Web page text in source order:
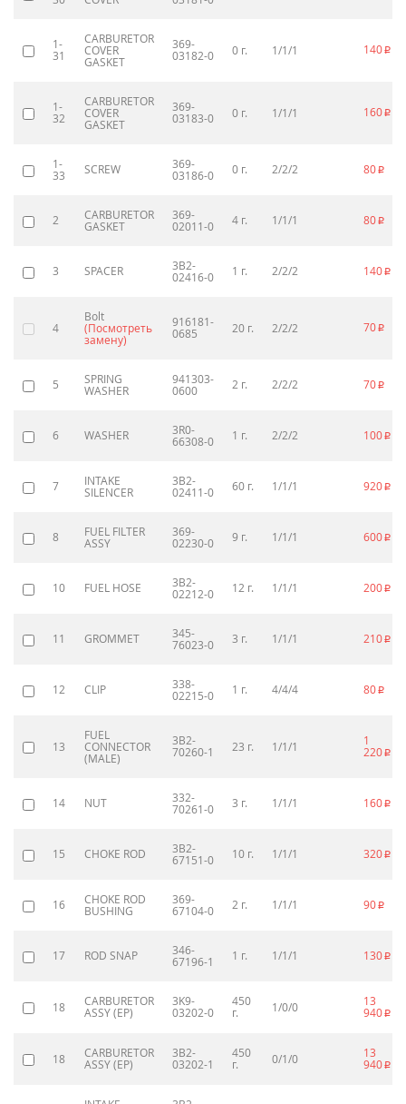
1-
31
CARBURETOR
COVER
GASKET
369-
03182-0
0 г. 1/1/1 140 p
1-
32
CARBURETOR
COVER
GASKET
369-
03183-0
0 г. 1/1/1 160 p
1-
33
SCREW
369-
03186-0
0 г. 2/2/2 80 p
2
CARBURETOR
GASKET
369-
02011-0
4 г. 1/1/1 80 p
3 SPACER
3B2-
02416-0
1 г. 2/2/2 140 p
4
Bolt
(Посмотреть
замену)
916181-
0685
20 г. 2/2/2 70 p
5
SPRING
WASHER
941303-
0600
2 г. 2/2/2 70 p
6 WASHER
3R0-
66308-0
1 г. 2/2/2 100 p
7
INTAKE
SILENCER
3B2-
02411-0
60 г. 1/1/1 920 p
8
FUEL FILTER
ASSY
369-
02230-0
9 г. 1/1/1 600 p
10 FUEL HOSE
3B2-
02212-0
12 г. 1/1/1 200 p
11 GROMMET
345-
76023-0
3 г. 1/1/1 210 p
12 CLIP
338-
02215-0
1 г. 4/4/4 80 p
13
FUEL
CONNECTOR
(MALE)
3B2-
70260-1
23 г. 1/1/1
1
220 p
14 NUT
332-
70261-0
3 г. 1/1/1 160 p
15 CHOKE ROD
3B2-
67151-0
10 г. 1/1/1 320 p
16
CHOKE ROD
BUSHING
369-
67104-0
2 г. 1/1/1 90 p
17 ROD SNAP
346-
67196-1
1 г. 1/1/1 130 p
18
CARBURETOR
ASSY (EP)
3K9-
03202-0
450
г.
1/0/0
13
940 p
18
CARBURETOR
ASSY (EP)
3B2-
03202-1
450
г.
0/1/0
13
940 p